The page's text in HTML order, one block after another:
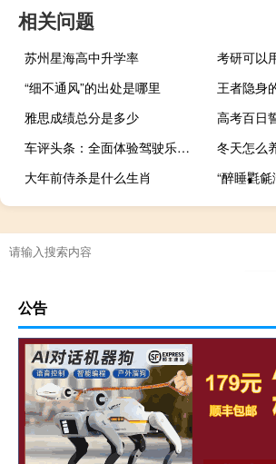
相关问题
苏州星海高中升学率
考研可以
“细不通风”的出处是哪里
王者隐身
雅思成绩总分是多少
高考百日
车评头条：全面体验驾驶乐趣 2015保时捷赛道试驾
冬天怎么
大年前侍杀是什么生肖
“醉睡氍
公告